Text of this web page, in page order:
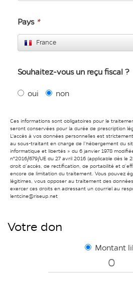
Pays *
France
Souhaitez-vous un reçu fiscal ?
oui non
Ces informations sont obligatoires pour le
seront conservées pour la durée de prescription
L'accès à vos données personnelles est
au sous-traitant en charge de l’hébergement du
informatique et libertés » du 6 janvier 1978
n°2016/679/UE du 27 avril 2016 (applicable dès le
droit d’accès, de rectification, de portabilité et
encore de limitation du traitement. Vous pouvez
légitimes, vous opposer au traitement des
exercer ces droits en adressant un courriel au
lentcine@riseup.net
Votre don
Montant